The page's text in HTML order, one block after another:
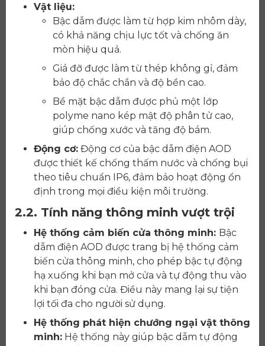
Vật liệu:
Bậc dẫm được làm từ hợp kim nhôm dày,
có khả năng chịu lực tốt và chống ăn
mòn hiệu quả.
Giá đỡ được làm từ thép không gỉ, đảm
bảo độ chắc chắn và độ bền cao.
Bề mặt bậc dẫm được phủ một lớp
polyme nano kép mật độ phân tử cao,
giúp chống xước và tăng độ bám.
Động cơ: Động cơ của bậc dẫm điện AOD
được thiết kế chống thấm nước và chống bụi
theo tiêu chuẩn IP6, đảm bảo hoạt động ổn
định trong mọi điều kiện môi trường.
2.2. Tính năng thông minh vượt trội
Hệ thống cảm biến cửa thông minh: Bậc
dẫm điện AOD được trang bị hệ thống cảm
biến cửa thông minh, cho phép bậc tự động
hạ xuống khi bạn mở cửa và tự động thu vào
khi bạn đóng cửa. Điều này mang lại sự tiện
lợi tối đa cho người sử dụng.
Hệ thống phát hiện chướng ngại vật thông
minh: Hệ thống này giúp bậc dẫm tự động